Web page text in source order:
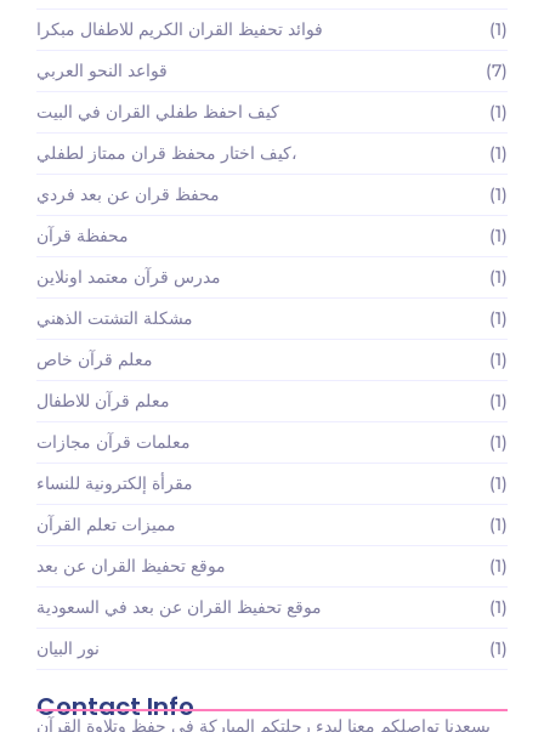
فوائد تحفيظ القران الكريم للاطفال مبكرا
(1)
قواعد النحو العربي
(7)
كيف احفظ طفلي القران في البيت
(1)
كيف اختار محفظ قران ممتاز لطفلي،
(1)
محفظ قران عن بعد فردي
(1)
محفظة قرآن
(1)
مدرس قرآن معتمد اونلاين
(1)
مشكلة التشتت الذهني
(1)
معلم قرآن خاص
(1)
معلم قرآن للاطفال
(1)
معلمات قرآن مجازات
(1)
مقرأة إلكترونية للنساء
(1)
مميزات تعلم القرآن
(1)
موقع تحفيظ القران عن بعد
(1)
موقع تحفيظ القران عن بعد في السعودية
(1)
نور البيان
(1)
Contact Info
يسعدنا تواصلكم معنا لبدء رحلتكم المباركة في حفظ وتلاوة القرآن